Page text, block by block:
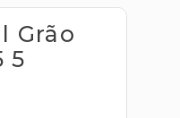
Grão
5